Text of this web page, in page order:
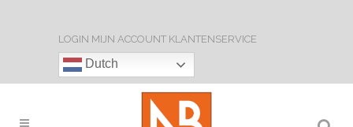
LOGIN MIJN ACCOUNT KLANTENSERVICE
Dutch